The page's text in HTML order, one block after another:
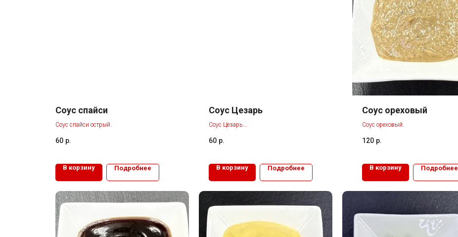
Соус спайси
Соус спайси острый.
60 р.
В корзину Подробнее
Соус Цезарь
Соус Цезарь.
60 р.
В корзину Подробнее
Соус ореховый
Соус ореховый.
120 р.
В корзину Подробнее